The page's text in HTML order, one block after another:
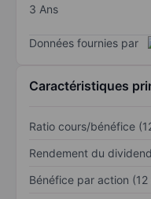
3 Ans
Données fournies par
Caractéristiques
Ratio cours/bénéfice
Rendement du
Bénéfice par action (12